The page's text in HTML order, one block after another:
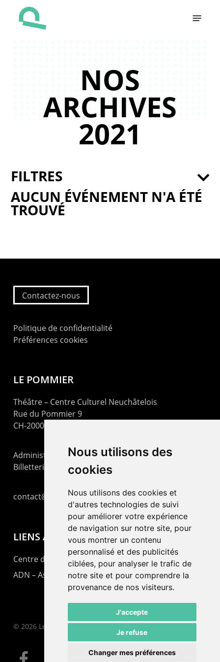
Nous utilisons des
cookies
Nous utilisons des cookies et
d'autres technologies de suivi
pour améliorer votre expérience
de navigation sur notre site, pour
vous montrer un contenu
personnalisé et des publicités
ciblées, pour analyser le trafic de
notre site et pour comprendre la
provenance de nos visiteurs.
J'accepte
Je refuse
Changer mes préférences
NOS
ARCHIVES
2021
AUCUN ÉVÉNEMENT N'A ÉTÉ
TROUVÉ
FILTRES
Contactez-nous
Politique de confidentialité
Préférences cookies
LE POMMIER
Théâtre – Centre Culturel Neuchâtelois
Rue du Pommier 9
CH-2000 Neuchâtel
Administration : +41 32 725 03 03
Billetterie : +41 32 725 05 05
contact@lepommier.ch
LIENS AMIS
Centre de culture ABC
ADN – Association Danse Neuchâtel
© 2026 Le Pommier.
facebook email